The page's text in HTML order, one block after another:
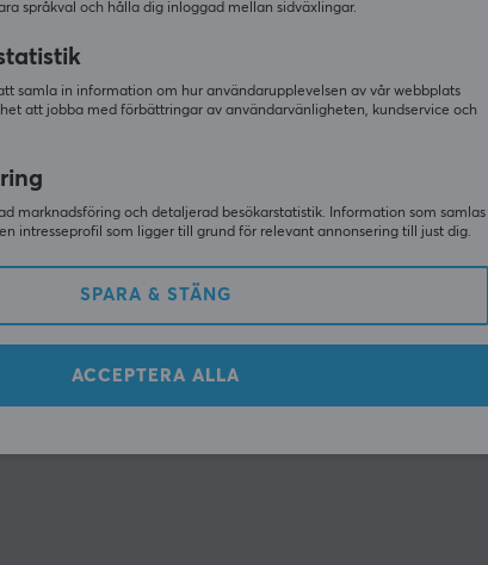
tittade även på
VISA MER
språkval och hålla dig inloggad mellan sidväxlingar.
samla in information om hur användarupplevelsen av vår webbplats
att jobba med förbättringar av användarvänligheten, kundservice och
marknadsföring och detaljerad besökarstatistik. Information som samlas
intresseprofil som ligger till grund för relevant annonsering till just dig.
SPARA & STÄNG
ACCEPTERA ALLA